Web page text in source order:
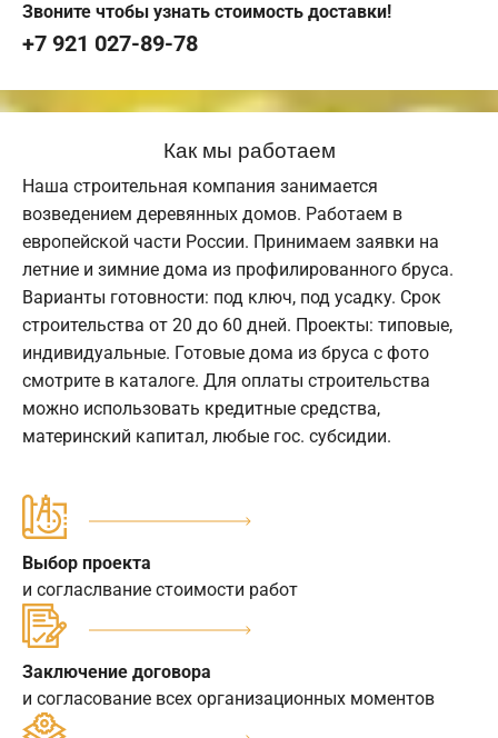
Звоните чтобы узнать стоимость доставки!
+7 921 027-89-78
Как мы работаем
Наша строительная компания занимается
возведением деревянных домов. Работаем в
европейской части России. Принимаем заявки на
летние и зимние дома из профилированного бруса.
Варианты готовности: под ключ, под усадку. Срок
строительства от 20 до 60 дней. Проекты: типовые,
индивидуальные. Готовые дома из бруса с фото
смотрите в каталоге. Для оплаты строительства
можно использовать кредитные средства,
материнский капитал, любые гос. субсидии.
Выбор проекта
и согласлвание стоимости работ
Заключение договора
и согласование всех организационных моментов